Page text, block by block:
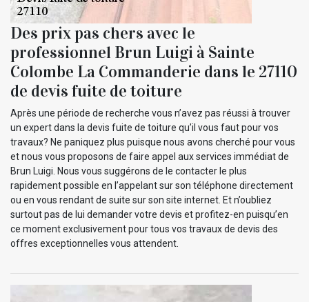
Des prix pas chers avec le
professionnel Brun Luigi à Sainte
Colombe La Commanderie dans le 27110
de devis fuite de toiture
Après une période de recherche vous n’avez pas réussi à trouver
un expert dans la devis fuite de toiture qu’il vous faut pour vos
travaux? Ne paniquez plus puisque nous avons cherché pour vous
et nous vous proposons de faire appel aux services immédiat de
Brun Luigi. Nous vous suggérons de le contacter le plus
rapidement possible en l’appelant sur son téléphone directement
ou en vous rendant de suite sur son site internet. Et n’oubliez
surtout pas de lui demander votre devis et profitez-en puisqu’en
ce moment exclusivement pour tous vos travaux de devis des
offres exceptionnelles vous attendent.